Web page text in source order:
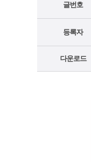
글번호
등록자
다운로드